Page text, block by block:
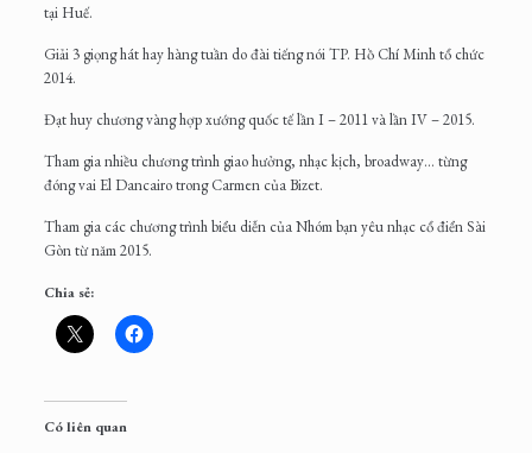
tại Huế.
Giải 3 giọng hát hay hàng tuần do đài tiếng nói TP. Hồ Chí Minh tổ chức
2014.
Đạt huy chương vàng hợp xướng quốc tế lần I – 2011 và lần IV – 2015.
Tham gia nhiều chương trình giao hưởng, nhạc kịch, broadway… từng
đóng vai El Dancairo trong Carmen của Bizet.
Tham gia các chương trình biểu diễn của Nhóm bạn yêu nhạc cổ điển Sài
Gòn từ năm 2015.
Chia sẻ:
Có liên quan